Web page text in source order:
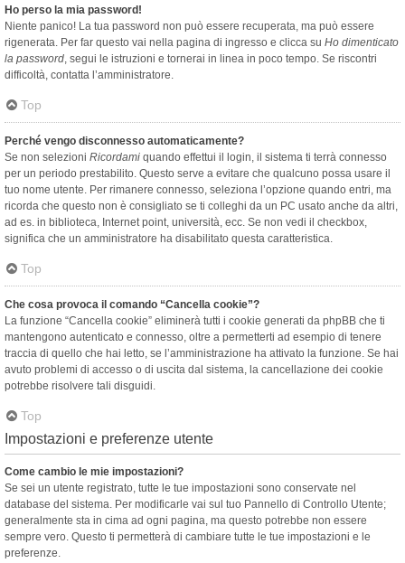
Ho perso la mia password!
Niente panico! La tua password non può essere recuperata, ma può essere
rigenerata. Per far questo vai nella pagina di ingresso e clicca su Ho dimenticato
la password, segui le istruzioni e tornerai in linea in poco tempo. Se riscontri
difficoltà, contatta l’amministratore.
Top
Perché vengo disconnesso automaticamente?
Se non selezioni Ricordami quando effettui il login, il sistema ti terrà connesso
per un periodo prestabilito. Questo serve a evitare che qualcuno possa usare il
tuo nome utente. Per rimanere connesso, seleziona l’opzione quando entri, ma
ricorda che questo non è consigliato se ti colleghi da un PC usato anche da altri,
ad es. in biblioteca, Internet point, università, ecc. Se non vedi il checkbox,
significa che un amministratore ha disabilitato questa caratteristica.
Top
Che cosa provoca il comando “Cancella cookie”?
La funzione “Cancella cookie” eliminerà tutti i cookie generati da phpBB che ti
mantengono autenticato e connesso, oltre a permetterti ad esempio di tenere
traccia di quello che hai letto, se l’amministrazione ha attivato la funzione. Se hai
avuto problemi di accesso o di uscita dal sistema, la cancellazione dei cookie
potrebbe risolvere tali disguidi.
Top
Impostazioni e preferenze utente
Come cambio le mie impostazioni?
Se sei un utente registrato, tutte le tue impostazioni sono conservate nel
database del sistema. Per modificarle vai sul tuo Pannello di Controllo Utente;
generalmente sta in cima ad ogni pagina, ma questo potrebbe non essere
sempre vero. Questo ti permetterà di cambiare tutte le tue impostazioni e le
preferenze.